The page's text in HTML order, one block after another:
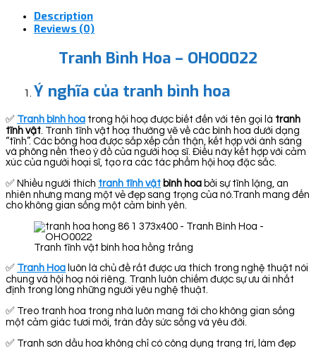
Description
Reviews (0)
Tranh Bình Hoa – OHO0022
Ý nghĩa của tranh bình hoa
✅ Tranh bình hoa trong hội hoạ được biết đến với tên gọi là tranh
tĩnh vật. Tranh tĩnh vật hoạ thường vẽ về các bình hoa dưới dạng
“tĩnh”. Các bông hoa được sắp xếp cẩn thận, kết hợp với ánh sáng
và phông nền theo ý đồ của người hoạ sĩ. Điều này kết hợp với cảm
xúc của người hoại sĩ, tạo ra các tác phẩm hội hoạ đặc sắc.
✅ Nhiều người thích tranh tĩnh vật bình hoa bởi sự tĩnh lặng, an
nhiên nhưng mang một vẻ đẹp sang trọng của nó.Tranh mang đến
cho không gian sống một cảm bình yên.
Tranh tĩnh vật bình hoa hồng trắng
✅ Tranh Hoa luôn là chủ đề rất được ưa thích trong nghệ thuật nói
chung và hội hoạ nói riêng. Tranh luôn chiếm được sự ưu ái nhất
định trong lòng những người yêu nghệ thuật.
✅ Treo tranh hoa trong nhà luôn mang tới cho không gian sống
một cảm giác tươi mới, tràn đầy sức sống và yêu đời.
✅ Tranh sơn dầu hoa không chỉ có công dụng trang trí, làm đẹp